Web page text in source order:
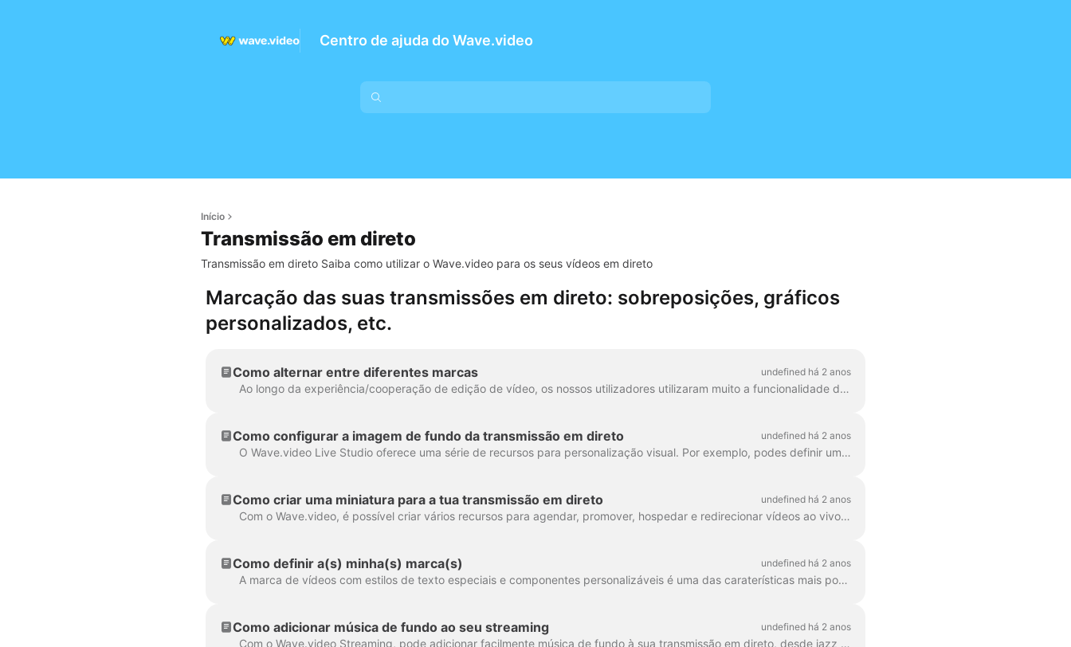
Centro de ajuda do Wave.video
Início
Transmissão em direto
Transmissão em direto Saiba como utilizar o Wave.video para os seus vídeos em direto
Marcação das suas transmissões em direto: sobreposições, gráficos
personalizados, etc.
Como alternar entre diferentes marcas undefined há 2 anos
Ao longo da experiência/cooperação de edição de vídeo, os nossos utilizadores utilizaram muito a funcionalidade de marca. A marca inclui tipos de letra exclusivos, campos personalizados, um ...
Como configurar a imagem de fundo da transmissão em direto undefined há 2 anos
O Wave.video Live Studio oferece uma série de recursos para personalização visual. Por exemplo, podes definir uma imagem de fundo para tornar a tua transmissão mais apelativa...
Como criar uma miniatura para a tua transmissão em direto undefined há 2 anos
Com o Wave.video, é possível criar vários recursos para agendar, promover, hospedar e redirecionar vídeos ao vivo com eficiência. Uma miniatura de vídeo é um elemento essencial...
Como definir a(s) minha(s) marca(s) undefined há 2 anos
A marca de vídeos com estilos de texto especiais e componentes personalizáveis é uma das caraterísticas mais populares da ferramenta de edição Wave.video. Se quiseres...
Como adicionar música de fundo ao seu streaming undefined há 2 anos
Com o Wave.video Streaming, pode adicionar facilmente música de fundo à sua transmissão em direto, desde jazz descontraído a música eletrónica energética. Dentro da transmissão...